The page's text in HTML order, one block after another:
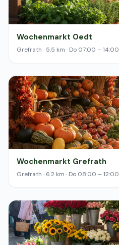
Wochenmarkt Oedt
Grefrath · 5.5 km · Do 07:00 – 14:00
Wochenmarkt Grefrath
Grefrath · 6.2 km · Do 08:00 – 12:00